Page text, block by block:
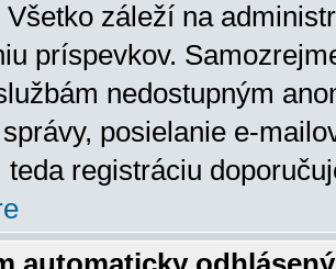
Všetko záleží na
príspevkov.
nedostupným
posielanie e-
teda registráciu